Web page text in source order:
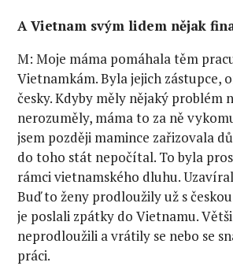
A Vietnam svým lidem nějak
M: Moje máma pomáhala těm
Vietnamkám. Byla jejich zástupce,
česky. Kdyby měly nějaký problém
nerozuměly, máma to za ně
jsem později mamince zařizovala
do toho stát nepočítal. To byla
rámci vietnamského dluhu.
Buď to ženy prodloužily už s
je poslali zpátky do Vietnamu.
neprodloužili a vrátily se nebo se
práci.